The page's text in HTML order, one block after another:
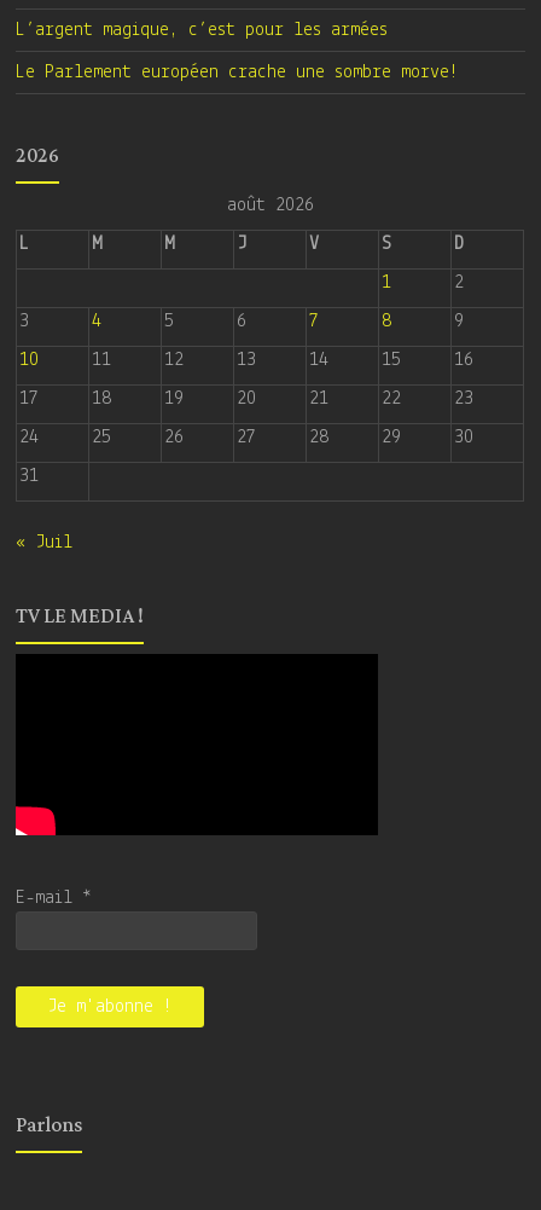
L’argent magique, c’est pour les armées
Le Parlement européen crache une sombre morve!
2026
août 2026
L
M M J V S
D
1
2
3
4 5 6 7 8
9
10
11 12 13 14 15
16
17
18 19 20 21 22
23
24
25 26 27 28 29
30
31
« Juil
TV LE MEDIA !
E-mail *
Parlons